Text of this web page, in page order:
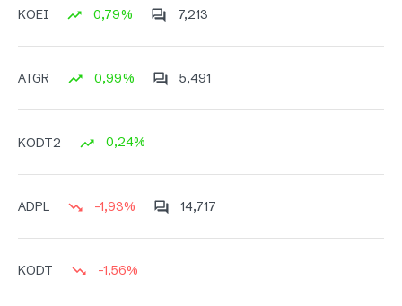
KOEI 0,79% 7,213
ATGR 0,99% 5,491
KODT2 0,24%
ADPL -1,93% 14,717
KODT -1,56%